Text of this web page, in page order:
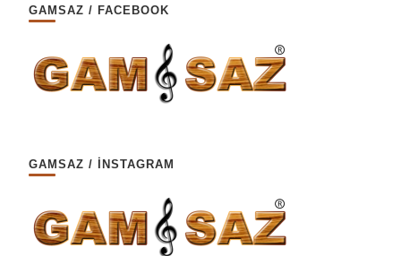
GAMSAZ / FACEBOOK
GAMSAZ / İNSTAGRAM